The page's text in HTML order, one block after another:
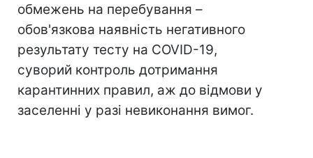
обмежень на перебування –
обов'язкова наявність негативного
результату тесту на COVID-19,
суворий контроль дотримання
карантинних правил, аж до відмови у
заселенні у разі невиконання вимог.